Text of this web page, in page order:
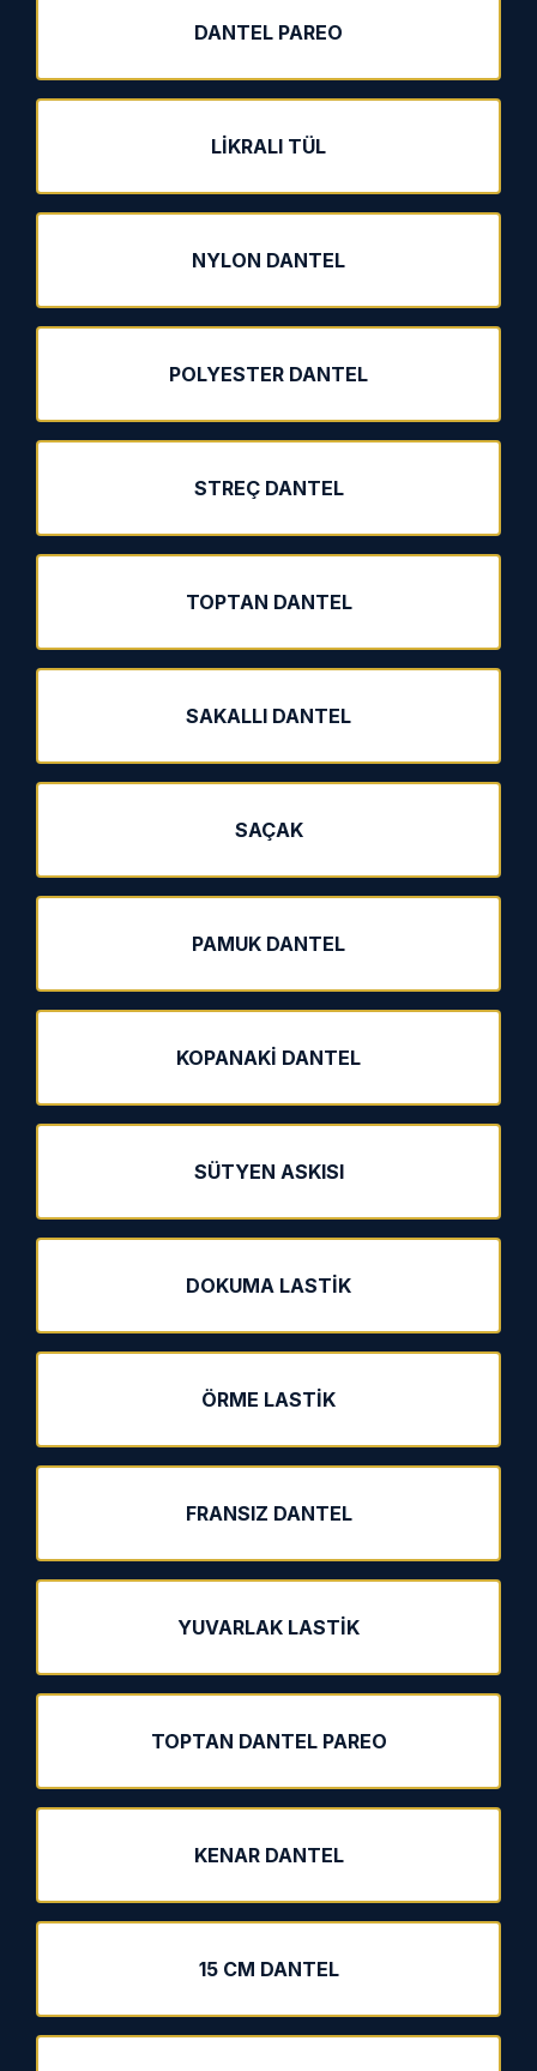
DANTEL PAREO
LIKRALI TÜL
NYLON DANTEL
POLYESTER DANTEL
STREÇ DANTEL
TOPTAN DANTEL
SAKALLI DANTEL
SAÇAK
PAMUK DANTEL
KOPANAKI DANTEL
SÜTYEN ASKISI
DOKUMA LASTIK
ÖRME LASTIK
FRANSIZ DANTEL
YUVARLAK LASTIK
TOPTAN DANTEL PAREO
KENAR DANTEL
15 CM DANTEL